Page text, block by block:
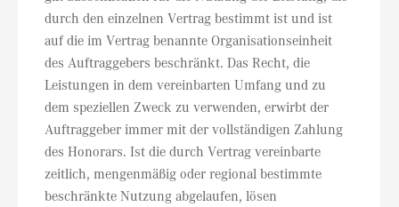
durch den einzelnen Vertrag bestimmt ist und ist
auf die im Vertrag benannte Organisationseinheit
des Auftraggebers beschränkt. Das Recht, die
Leistungen in dem vereinbarten Umfang und zu
dem speziellen Zweck zu verwenden, erwirbt der
Auftraggeber immer mit der vollständigen Zahlung
des Honorars. Ist die durch Vertrag vereinbarte
zeitlich, mengenmäßig oder regional bestimmte
beschränkte Nutzung abgelaufen, lösen